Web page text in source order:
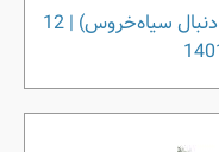
پرنده‌نگری و کمپینگ در ارسباران (به دنبال سیاه‌خروس) | 12